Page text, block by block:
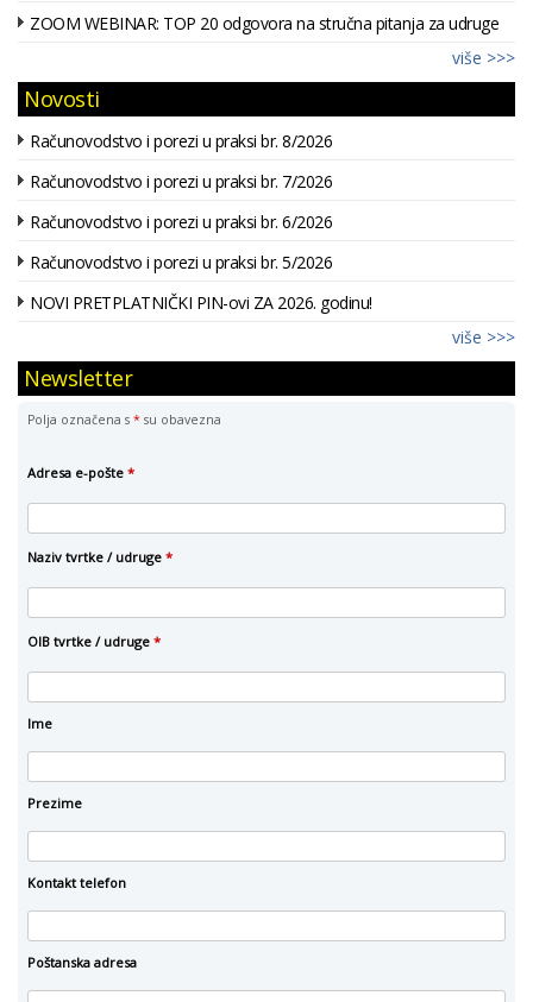
ZOOM WEBINAR: TOP 20 odgovora na stručna pitanja za udruge
više >>>
Novosti
Računovodstvo i porezi u praksi br. 8/2026
Računovodstvo i porezi u praksi br. 7/2026
Računovodstvo i porezi u praksi br. 6/2026
Računovodstvo i porezi u praksi br. 5/2026
NOVI PRETPLATNIČKI PIN-ovi ZA 2026. godinu!
više >>>
Newsletter
Polja označena s * su obavezna
Adresa e-pošte *
Naziv tvrtke / udruge *
OIB tvrtke / udruge *
Ime
Prezime
Kontakt telefon
Poštanska adresa